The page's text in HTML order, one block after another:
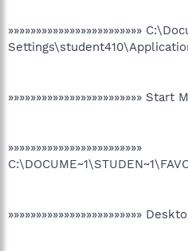
»»»»»»»»»»»»»»»»»»»»»»»»
»»»»»»»»»»»»»»»»»»»»»»»» Start
»»»»»»»»»»»»»»»»»»»»»»»»
»»»»»»»»»»»»»»»»»»»»»»»»